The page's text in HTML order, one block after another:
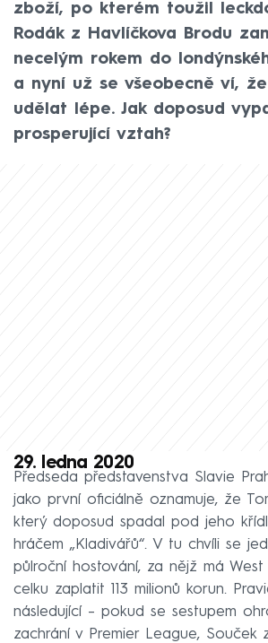
zboží, po kterém toužil
Rodák z Havlíčkova Brodu
necelým rokem do
a nyní už se všeobecně ví, že
udělat lépe. Jak doposud
prosperující vztah?
29. ledna 2020
Předseda představenstva Slavie
jako první oficiálně oznamuje, že
který doposud spadal pod jeho
hráčem „Kladivářů“. V tu chvíli se
půlroční hostování, za nějž má West
celku zaplatit 113 milionů korun.
následující – pokud se sestupem
zachrání v Premier League, Souček